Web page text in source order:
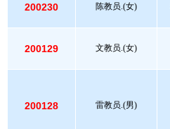
200230 陈教员.(女)
200129 文教员.(女)
200128 雷教员.(男)